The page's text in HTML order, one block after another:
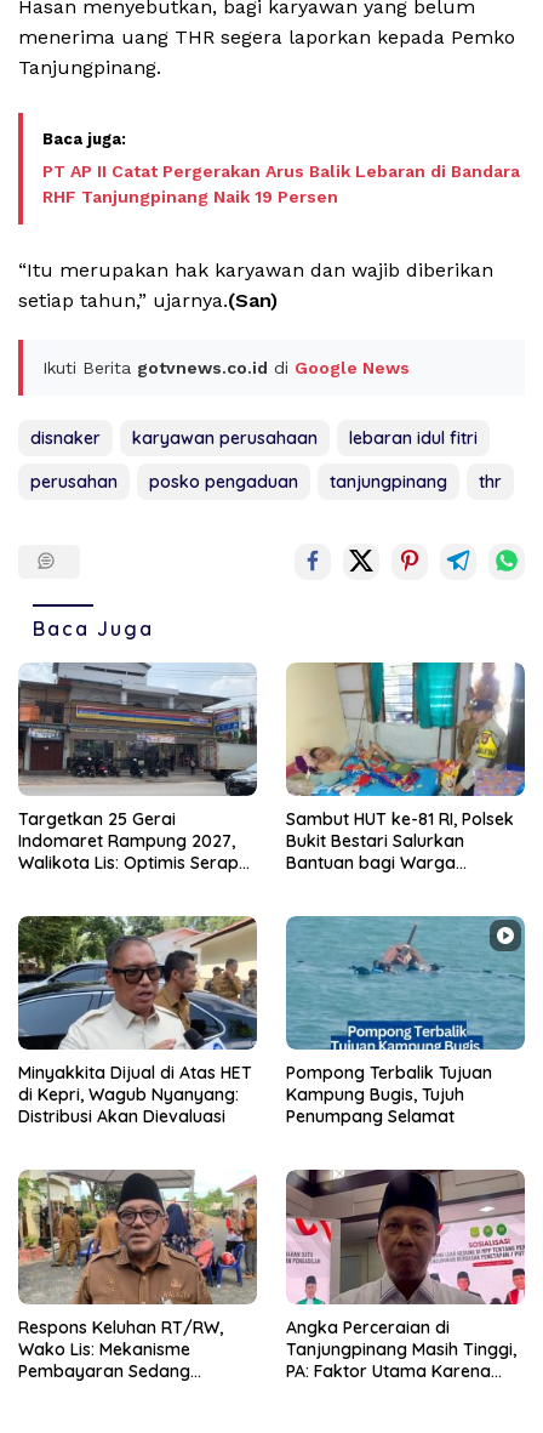
Hasan menyebutkan, bagi karyawan yang belum
menerima uang THR segera laporkan kepada Pemko
Tanjungpinang.
PT AP II Catat Pergerakan Arus Balik Lebaran di Bandara
RHF Tanjungpinang Naik 19 Persen
“Itu merupakan hak karyawan dan wajib diberikan
setiap tahun,” ujarnya.(San)
Ikuti Berita gotvnews.co.id di Google News
disnaker karyawan perusahaan
lebaran idul fitri
perusahan
posko pengaduan tanjungpinang thr
Baca Juga
Targetkan 25 Gerai
Indomaret Rampung 2027,
Walikota Lis: Optimis Serap
Sambut HUT ke-81 RI, Polsek
Bukit Bestari Salurkan
Bantuan bagi Warga
Minyakkita Dijual di Atas HET
di Kepri, Wagub Nyanyang:
Distribusi Akan Dievaluasi
Pompong Terbalik Tujuan
Kampung Bugis, Tujuh
Penumpang Selamat
‎Respons Keluhan RT/RW,
Wako Lis: Mekanisme
Pembayaran Sedang
Angka Perceraian di
Tanjungpinang Masih Tinggi,
PA: Faktor Utama Karena